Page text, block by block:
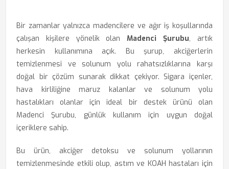
Bir zamanlar yalnızca madencilere ve ağır iş koşullarında
çalışan kişilere yönelik olanMadenci Şurubu, artık
herkesin kullanımına açık. Bu şurup, akciğerlerin
temizlenmesi ve solunum yolu rahatsızlıklarına karşı
doğal bir çözüm sunarak dikkat çekiyor. Sigara içenler,
hava kirliliğine maruz kalanlar ve solunum yolu
hastalıkları olanlar için ideal bir destek ürünü olan
Madenci Şurubu, günlük kullanım için uygun doğal
içeriklere sahip.
Bu ürün, akciğer detoksu ve solunum yollarının
temizlenmesinde etkili olup, astım ve KOAH hastaları için